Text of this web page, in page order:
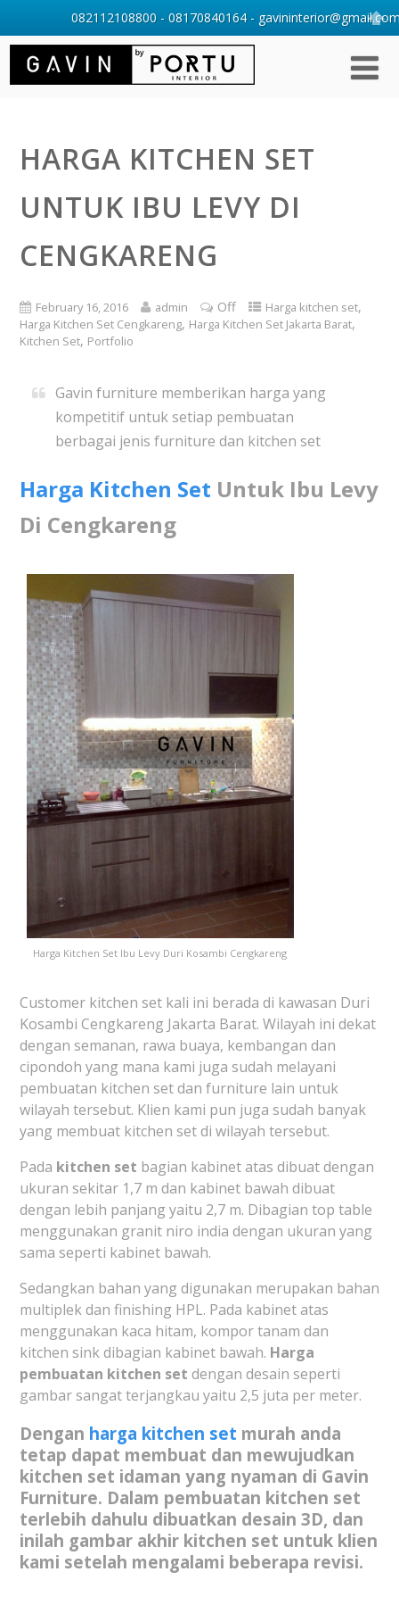
HARGA KITCHEN SET
UNTUK IBU LEVY DI
CENGKARENG
February 16, 2016 admin Off Harga kitchen set,
Harga Kitchen Set Cengkareng, Harga Kitchen Set Jakarta Barat,
Kitchen Set, Portfolio
Gavin furniture memberikan harga yang
kompetitif untuk setiap pembuatan
berbagai jenis furniture dan kitchen set
Harga Kitchen Set Untuk Ibu Levy
Di Cengkareng
Harga Kitchen Set Ibu Levy Duri Kosambi Cengkareng
Customer kitchen set kali ini berada di kawasan Duri
Kosambi Cengkareng Jakarta Barat. Wilayah ini dekat
dengan semanan, rawa buaya, kembangan dan
cipondoh yang mana kami juga sudah melayani
pembuatan kitchen set dan furniture lain untuk
wilayah tersebut. Klien kami pun juga sudah banyak
yang membuat kitchen set di wilayah tersebut.
Pada kitchen set bagian kabinet atas dibuat dengan
ukuran sekitar 1,7 m dan kabinet bawah dibuat
dengan lebih panjang yaitu 2,7 m. Dibagian top table
menggunakan granit niro india dengan ukuran yang
sama seperti kabinet bawah.
Sedangkan bahan yang digunakan merupakan bahan
multiplek dan finishing HPL. Pada kabinet atas
menggunakan kaca hitam, kompor tanam dan
kitchen sink dibagian kabinet bawah. Harga
pembuatan kitchen set dengan desain seperti
gambar sangat terjangkau yaitu 2,5 juta per meter.
Dengan harga kitchen set murah anda
tetap dapat membuat dan mewujudkan
kitchen set idaman yang nyaman di Gavin
Furniture. Dalam pembuatan kitchen set
terlebih dahulu dibuatkan desain 3D, dan
inilah gambar akhir kitchen set untuk klien
kami setelah mengalami beberapa revisi.
082112108800 - 08170840164 -